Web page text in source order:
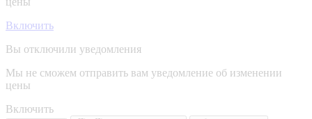
Включить
Вы отключили уведомления
Мы не сможем отправить вам уведомление об изменении
цены
Включить